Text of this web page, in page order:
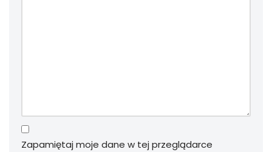
Zapamiętaj moje dane w tej przeglądarce